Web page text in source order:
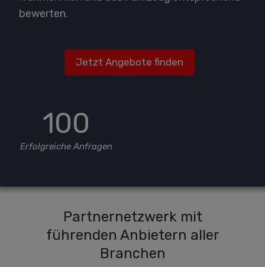
bewerten.
Jetzt Angebote finden
100
Erfolgreiche Anfragen
Partnernetzwerk mit
führenden Anbietern aller
Branchen